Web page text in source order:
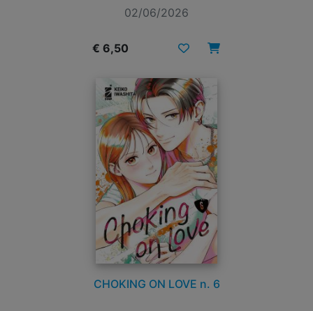
02/06/2026
€ 6,50
CHOKING ON LOVE n. 6